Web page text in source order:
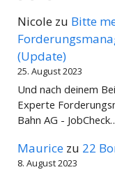
Nicole zu Bitte
(Update)
25. August 2023
Und nach deinem
Experte
Bahn AG -
Maurice zu 22
8. August 2023